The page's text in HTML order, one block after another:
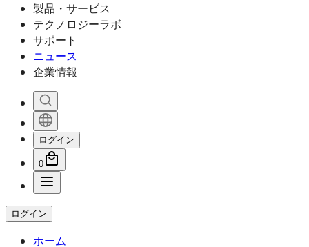
製品・サービス
テクノロジーラボ
サポート
ニュース
企業情報
ログイン
0
ログイン
ホーム